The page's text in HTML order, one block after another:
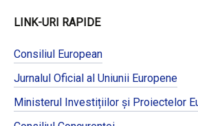
LINK-URI RAPIDE
Consiliul European
Jurnalul Oficial al Uniunii Europene
Ministerul Investițiilor și Proiectelor